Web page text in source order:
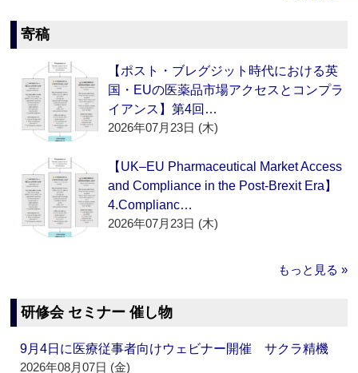
寄稿
【ポスト・ブレグジット時代における英
国・EUの医薬品市場アクセスとコンプラ
イアンス】第4回…
2026年07月23日 (木)
【UK–EU Pharmaceutical Market Access
and Compliance in the Post-Brexit Era】
4.Complianc…
2026年07月23日 (木)
もっと見る »
研修会 セミナー 催し物
9月4日に医療従事者向けウェビナー開催 サクラ精機
2026年08月07日 (金)